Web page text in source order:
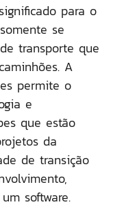
para o
se
transporte que
A
permite o
e
que estão
da
de transição
software.